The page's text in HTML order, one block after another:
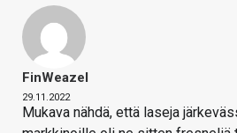
FinWeazel
29.11.2022
Mukava nähdä, että laseja